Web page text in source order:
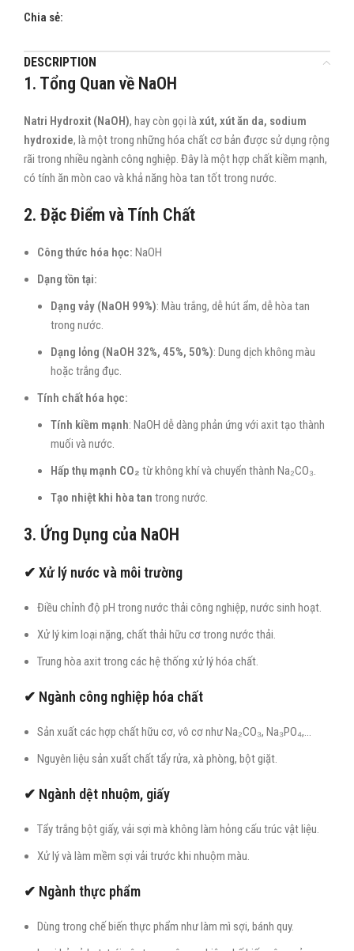
Chia sẻ:
DESCRIPTION
1. Tổng Quan về NaOH
Natri Hydroxit (NaOH), hay còn gọi làxút, xút ăn da, sodium
hydroxide, là một trong những hóa chất cơ bản được sử dụng rộng
rãi trong nhiều ngành công nghiệp. Đây là một hợp chất kiềm mạnh,
có tính ăn mòn cao và khả năng hòa tan tốt trong nước.
2. Đặc Điểm và Tính Chất
Công thức hóa học: NaOH
Dạng tồn tại:
Dạng vảy (NaOH 99%): Màu trắng, dễ hút ẩm, dễ hòa tan
trong nước.
Dạng lỏng (NaOH 32%, 45%, 50%): Dung dịch không màu
hoặc trắng đục.
Tính chất hóa học:
Tính kiềm mạnh: NaOH dễ dàng phản ứng với axit tạo thành
muối và nước.
Hấp thụ mạnh CO₂ từ không khí và chuyển thành Na₂CO₃.
Tạo nhiệt khi hòa tan trong nước.
3. Ứng Dụng của NaOH
✔ Xử lý nước và môi trường
Điều chỉnh độ pH trong nước thải công nghiệp, nước sinh hoạt.
Xử lý kim loại nặng, chất thải hữu cơ trong nước thải.
Trung hòa axit trong các hệ thống xử lý hóa chất.
✔ Ngành công nghiệp hóa chất
Sản xuất các hợp chất hữu cơ, vô cơ như Na₂CO₃, Na₃PO₄,…
Nguyên liệu sản xuất chất tẩy rửa, xà phòng, bột giặt.
✔ Ngành dệt nhuộm, giấy
Tẩy trắng bột giấy, vải sợi mà không làm hỏng cấu trúc vật liệu.
Xử lý và làm mềm sợi vải trước khi nhuộm màu.
✔ Ngành thực phẩm
Dùng trong chế biến thực phẩm như làm mì sợi, bánh quy.